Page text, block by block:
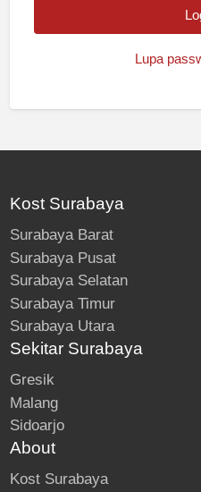
Lupa
Kost Surabaya
Surabaya Barat
Surabaya Pusat
Surabaya Selatan
Surabaya Timur
Surabaya Utara
Sekitar Surabaya
Gresik
Malang
Sidoarjo
About
Kost Surabaya